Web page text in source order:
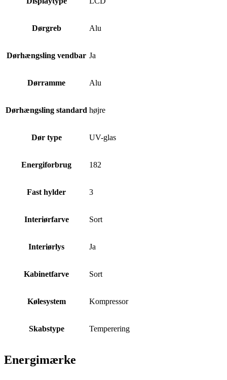
Dørgreb Alu
Dørhængsling vendbar Ja
Dørramme Alu
Dørhængsling standard højre
Dør type UV-glas
Energiforbrug 182
Fast hylder 3
Interiørfarve Sort
Interiørlys Ja
Kabinetfarve Sort
Kølesystem Kompressor
Skabstype Temperering
Energimærke